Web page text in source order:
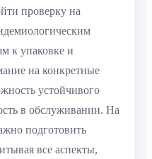
проверку на
к упаковке и
на конкретные
устойчивого
в обслуживании. На
подготовить
все аспекты,